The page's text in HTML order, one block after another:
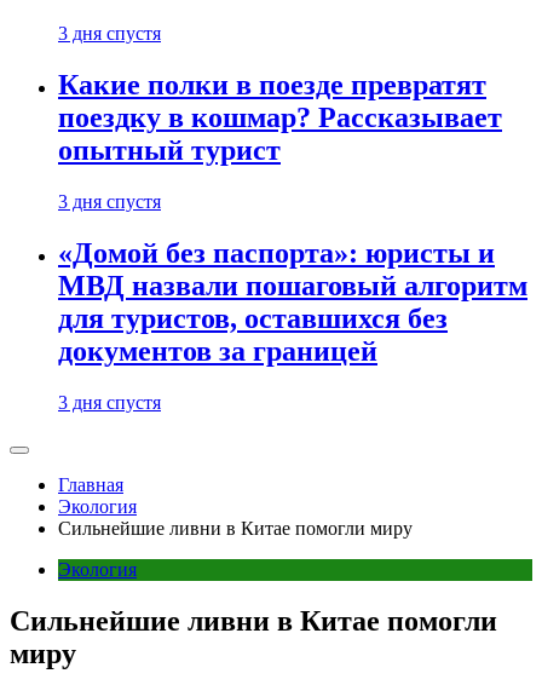
3 дня спустя
Какие полки в поезде превратят
поездку в кошмар? Рассказывает
опытный турист
3 дня спустя
«Домой без паспорта»: юристы и
МВД назвали пошаговый алгоритм
для туристов, оставшихся без
документов за границей
3 дня спустя
Главная
Экология
Сильнейшие ливни в Китае помогли миру
Экология
Сильнейшие ливни в Китае помогли
миру